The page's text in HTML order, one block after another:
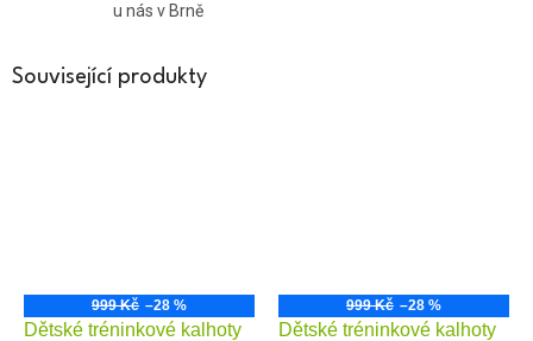
u nás v Brně
Související produkty
999 Kč –28 %
Dětské tréninkové kalhoty
999 Kč –28 %
Dětské tréninkové kalhoty